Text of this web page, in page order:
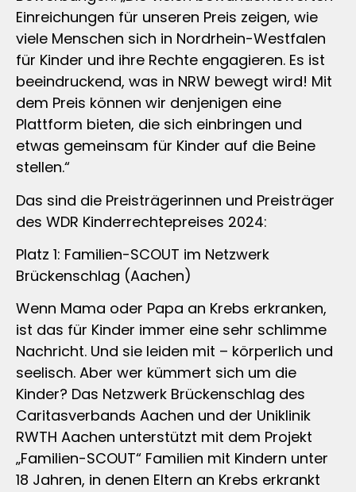
Einreichungen für unseren Preis zeigen, wie
viele Menschen sich in Nordrhein-Westfalen
für Kinder und ihre Rechte engagieren. Es ist
beeindruckend, was in NRW bewegt wird! Mit
dem Preis können wir denjenigen eine
Plattform bieten, die sich einbringen und
etwas gemeinsam für Kinder auf die Beine
stellen.“
Das sind die Preisträgerinnen und Preisträger
des WDR Kinderrechtepreises 2024:
Platz 1: Familien-SCOUT im Netzwerk
Brückenschlag (Aachen)
Wenn Mama oder Papa an Krebs erkranken,
ist das für Kinder immer eine sehr schlimme
Nachricht. Und sie leiden mit – körperlich und
seelisch. Aber wer kümmert sich um die
Kinder? Das Netzwerk Brückenschlag des
Caritasverbands Aachen und der Uniklinik
RWTH Aachen unterstützt mit dem Projekt
„Familien-SCOUT“ Familien mit Kindern unter
18 Jahren, in denen Eltern an Krebs erkrankt